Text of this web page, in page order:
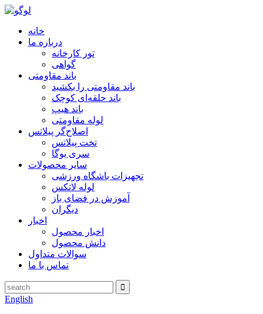
خانه
درباره ما
تور کارخانه
گواهی
باند مقاومتی
باند مقاومتی را بکشید
باند حلقه‌ای کوچک
باند هیپ
لوله مقاومتی
اصلاح‌گر پیلاتس
تخت پیلاتس
سری یوگا
سایر محصولات
تجهیزات باشگاه ورزشی
لوله لاتکس
آموزش در فضای باز
دیگران
اخبار
اخبار محصول
دانش محصول
سوالات متداول
تماس با ما
English